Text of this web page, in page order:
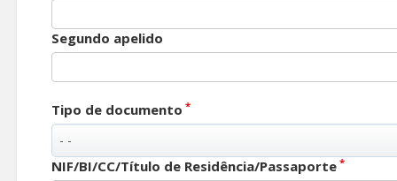
Segundo apelido
Tipo de documento *
NIF/BI/CC/Título de Residência/Passaporte *